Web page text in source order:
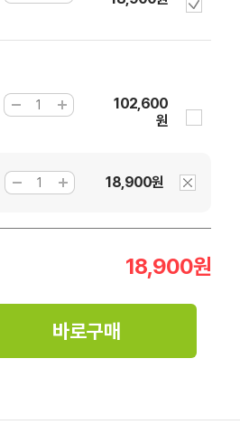
102,600
원
18,900원
18,900원
바로구매